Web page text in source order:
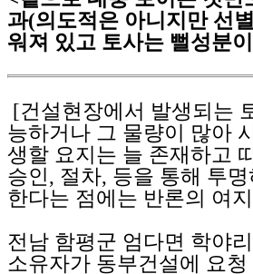
과(의도적은 아니지만 선
워져 있고 토사는 뻘성분
[건설현장에서 발생되는
능하거나 그 물량이 많아
생할 요지는 늘 존재하고
승인, 절차, 등을 통해 투
한다는 점에는 반론의 여
전남 함평군 엄다면 학야
소유자가 동부건설에 요